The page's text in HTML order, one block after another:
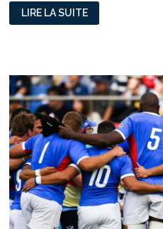
QUAND
ADIDAS,
L’ASVEL
»
GRÂCE
AUX
NUITS
SONORES
LIRE LA SUITE